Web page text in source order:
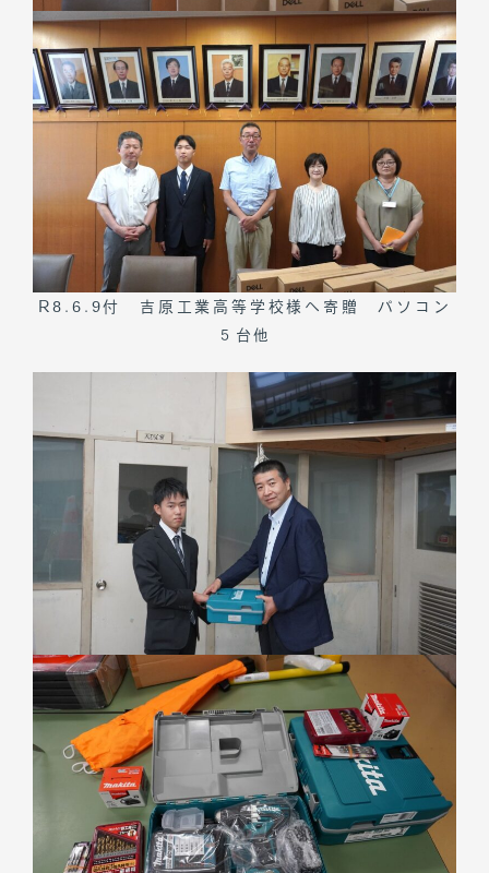
トップページ
私たちについて
お知らせ
R8.6.9付 吉原工業高等学校様へ寄贈 パソコン
５台他